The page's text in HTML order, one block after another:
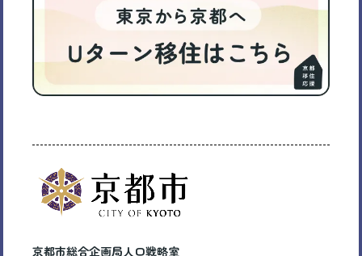
京都市総合企画局人口戦略室